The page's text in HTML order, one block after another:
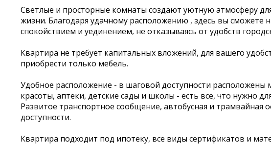
Светлые и просторные комнаты создают уютную атмосферу
жизни. Благодаря удачному расположению , здесь вы сможете
спокойствием и уединением, не отказываясь от удобств
Квартира не требует капитальных вложений, для вашего
приобрести только мебель.
Удобное расположение - в шаговой доступности расположены
красоты, аптеки, детские сады и школы - есть все, что нужно
Развитое транспортное сообщение, автобусная и трамвайная
доступности.
Квартира подходит под ипотеку, все виды сертификатов и